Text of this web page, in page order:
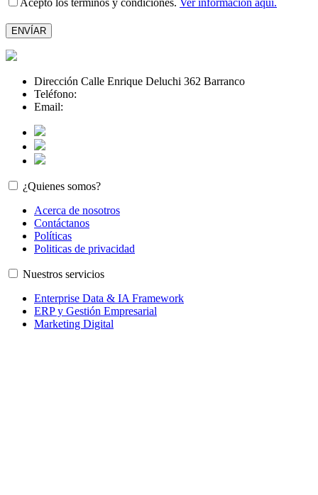
Acepto los términos y condiciones. Ver información aquí.
leave
this
field
Dirección Calle Enrique Deluchi 362 Barranco
Teléfono:
Email:
¿Quienes somos?
Acerca de nosotros
Contáctanos
Políticas
Politicas de privacidad
Nuestros servicios
Enterprise Data & IA Framework
ERP y Gestión Empresarial
Marketing Digital